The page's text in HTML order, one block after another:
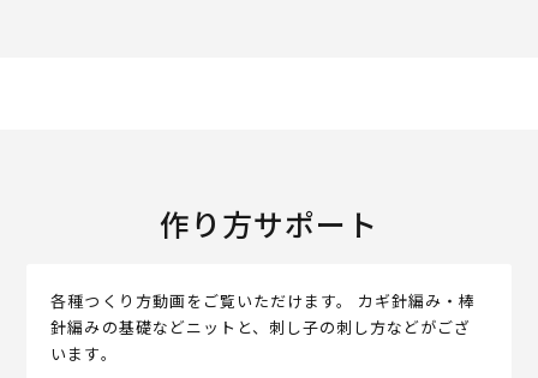
作り方サポート
各種つくり方動画をご覧いただけます。 カギ針編み・棒
針編みの基礎などニットと、刺し子の刺し方などがござ
います。